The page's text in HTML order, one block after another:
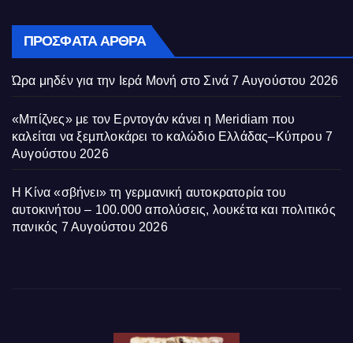
ΠΡΌΣΦΑΤΑ ΆΡΘΡΑ
Ώρα μηδέν για την Ιερά Μονή στο Σινά 7 Αυγούστου 2026
«Μπίζνες» με τον Ερντογάν κάνει η Meridiam που
καλείται να ξεμπλοκάρει το καλώδιο Ελλάδας–Κύπρου 7
Αυγούστου 2026
Η Κίνα «σβήνει» τη γερμανική αυτοκρατορία του
αυτοκινήτου – 100.000 απολύσεις, λουκέτα και πολιτικός
πανικός 7 Αυγούστου 2026